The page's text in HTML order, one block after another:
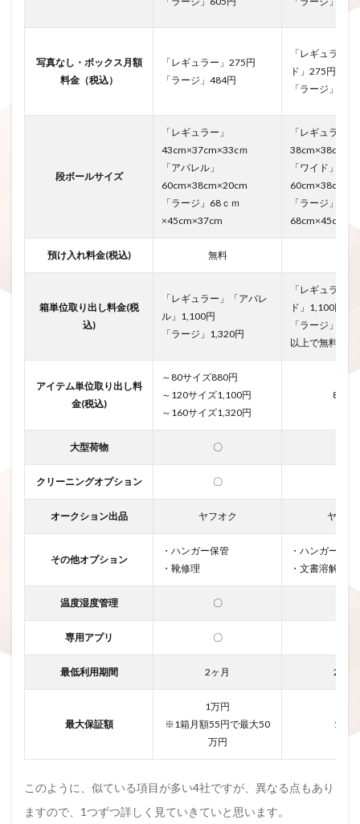
写真なし・ボックス月額
料金（税込）
「レギュラー」275円
「ラージ」484円
「レギュラー
ド」275円
「ラージ」480
段ボールサイズ
「レギュラー」
43cm×37cm×33cｍ
「アパレル」
60cm×38cm×20cm
「ラージ」68ｃｍ
×45cm×37cm
「レギュラー」
「ワイド」
「ラージ」
預け入れ料金(税込) 無料
箱単位取り出し料金(税
込)
「レギュラー」「アパレ
ル」1,100円
「ラージ」1,320円
「レギュラー
ド」1,100円
「ラージ」
以上で無料
アイテム単位取り出し料
金(税込)
～80サイズ880円
～120サイズ1,100円
～160サイズ1,320円
880円
大型荷物 〇
クリーニングオプション 〇
オークション出品 ヤフオク ヤフオ
その他オプション
・ハンガー保管
・靴修理
・ハンガー保管
・文書溶解
温度湿度管理 〇
専用アプリ 〇
最低利用期間 2ヶ月 2ヶ月
最大保証額
1万円
※1箱月額55円で最大50
万円
1万円
このように、似ている項目が多い4社ですが、異なる点もあり
ますので、1つずつ詳しく見ていきていと思います。